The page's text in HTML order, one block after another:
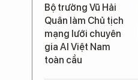
Bộ trưởng Vũ Hải
Quân làm Chủ tịch
mạng lưới chuyên
gia AI Việt Nam
toàn cầu